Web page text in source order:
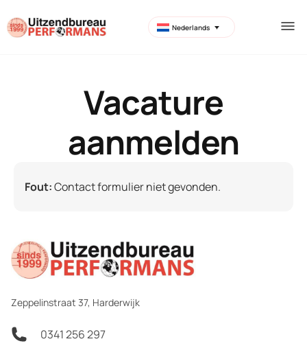
Nederlands
Vacature
aanmelden
Fout:Contact formulier niet gevonden.
Zeppelinstraat 37, Harderwijk
0341 256 297